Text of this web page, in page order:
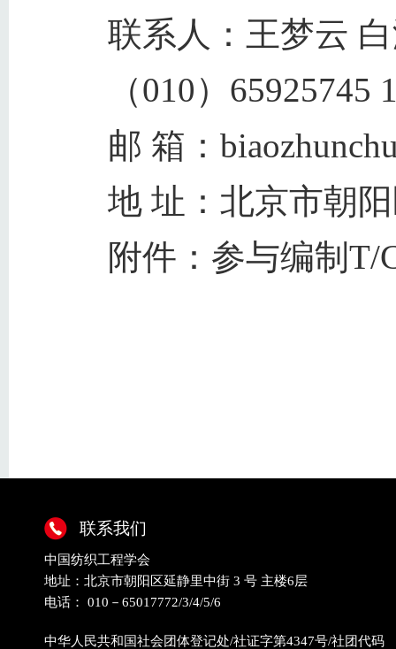
联系人：王梦云
（010）65925745
邮 箱：
地 址：北京市朝
附件：参与编制T/
联系我们
中国纺织工程学会
地址：北京市朝阳区延静里中街 3 号 主楼6层
电话： 010－65017772/3/4/5/6
中华人民共和国社会团体登记处/社证字第4347号/社团代码